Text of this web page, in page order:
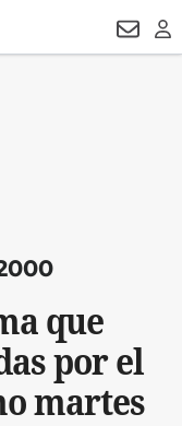
que
por el
martes